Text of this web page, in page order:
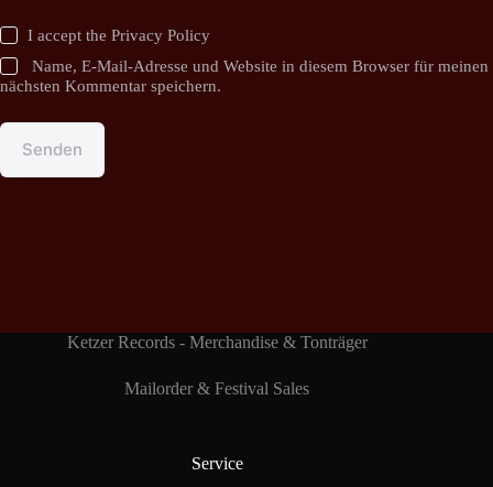
I accept thePrivacy Policy
Name, E-Mail-Adresse und Website in diesem Browser für meinen
nächsten Kommentar speichern.
Senden
Ketzer Records - Merchandise & Tonträger
Mailorder & Festival Sales
Service